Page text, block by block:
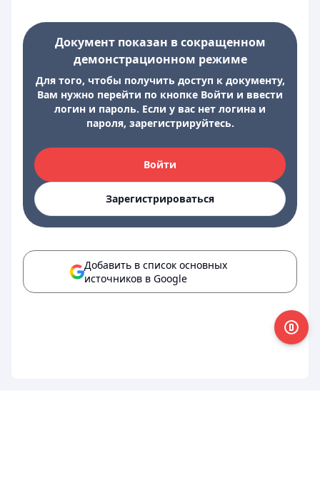
Документ показан в сокращенном
демонстрационном режиме
Для того, чтобы получить доступ к документу,
Вам нужно перейти по кнопке Войти и ввести
логин и пароль. Если у вас нет логина и
пароля, зарегистрируйтесь.
Войти
Зарегистрироваться
Добавить в список основных
источников в Google